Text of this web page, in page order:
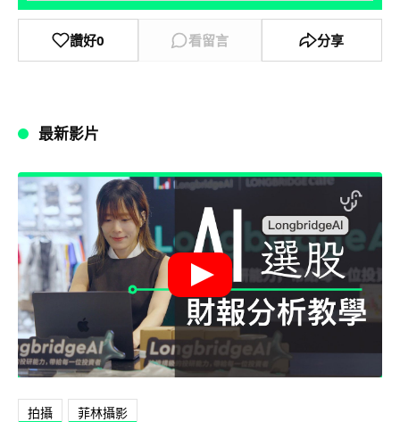
讚好0 看留言 分享
最新影片
拍攝 菲林攝影